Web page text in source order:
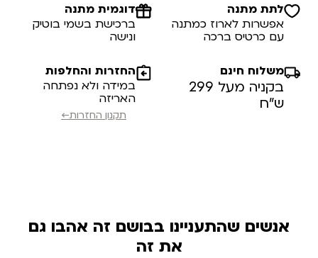
לתת מתנה
אפשרות לארוז כמתנה
עם כרטיס ברכה
דוגמית מתנה
ברכישת בשמי בוטיק
ונישה
משלוח חינם
בקניה מעל 299
ש”ח
החזרות והחלפות
במידה ולא נפתחה
האריזה
תקנון החזרות←
אנשים שהתעניינו בבושם זה אהבו גם
את זה